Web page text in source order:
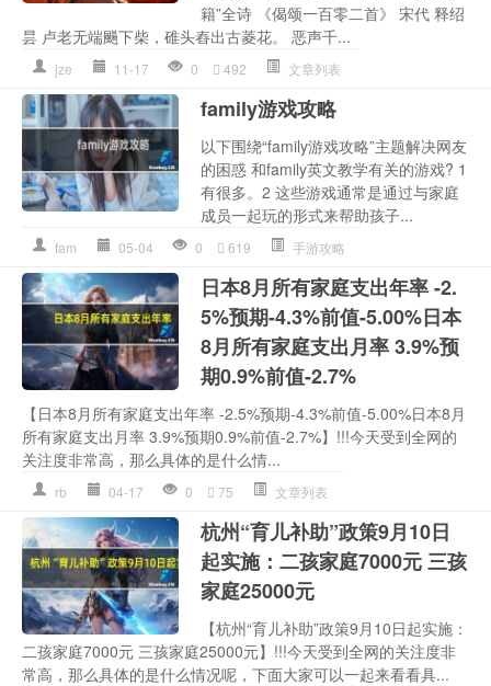
籍”全诗 《偈颂一百零二首》 宋代 释绍
昙 卢老无端颺下柴，碓头舂出古菱花。 恶声千...
jze 11-17 0 492 文章列表
family游戏攻略
以下围绕“family游戏攻略”主题解决网友
的困惑 和family英文教学有关的游戏? 1
有很多。2 这些游戏通常是通过与家庭
成员一起玩的形式来帮助孩子...
fam 05-04 0 619 手游攻略
日本8月所有家庭支出年率 -2.
5%预期-4.3%前值-5.00%日本
8月所有家庭支出月率 3.9%预
期0.9%前值-2.7%
【日本8月所有家庭支出年率 -2.5%预期-4.3%前值-5.00%日本8月
所有家庭支出月率 3.9%预期0.9%前值-2.7%】!!!今天受到全网的
关注度非常高，那么具体的是什么情...
rb 04-17 0 75 文章列表
杭州“育儿补助”政策9月10日
起实施：二孩家庭7000元 三孩
家庭25000元
【杭州“育儿补助”政策9月10日起实施：
二孩家庭7000元 三孩家庭25000元】!!!今天受到全网的关注度非
常高，那么具体的是什么情况呢，下面大家可以一起来看看具...